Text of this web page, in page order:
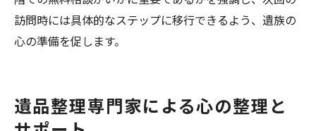
訪問時には具体的なステップに移行できるよう、遺族の
心の準備を促します。
遺品整理専門家による心の整理と